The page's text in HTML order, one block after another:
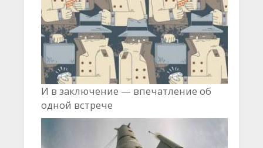
И в заключение — впечатление об
одной встрече